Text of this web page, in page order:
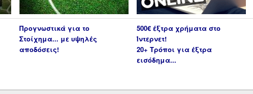
Προγνωστικά για το
Στοίχημα... με υψηλές
αποδόσεις!
500€ έξτρα χρήματα στο
Ίντερνετ!
20+ Τρόποι για έξτρα
εισόδημα...